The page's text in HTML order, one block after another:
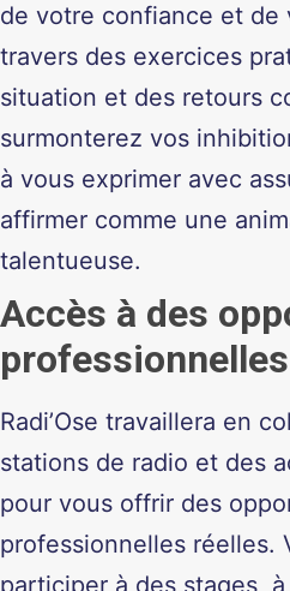
de votre confiance et de
travers des exercices
situation et des retours
surmonterez vos
à vous exprimer avec
affirmer comme une
talentueuse.
Accès à des
professionnelles
Radi’Ose travaillera en
stations de radio et des
pour vous offrir des
professionnelles réelles.